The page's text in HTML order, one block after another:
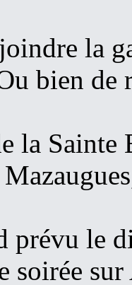
la
bien de
la Sainte
prévu le
soirée sur